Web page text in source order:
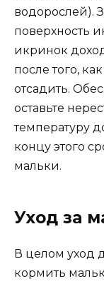
водорослей).
поверхность
икринок
после того,
отсадить.
оставьте
температуру
концу этого
мальки.
Уход за
В целом уход
кормить